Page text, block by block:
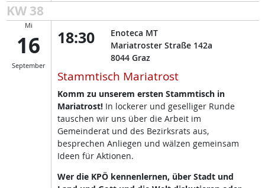
KW 38
Mi
16
September
18:30
Enoteca MT
Mariatroster Straße 142a
8044 Graz
Stammtisch Mariatrost
Komm zu unserem ersten Stammtisch in
Mariatrost!In lockerer und geselliger Runde
tauschen wir uns über die Arbeit im
Gemeinderat und des Bezirksrats aus,
besprechen Anliegen und wälzen gemeinsam
Ideen für Aktionen.
Wer die KPÖ kennenlernen, über Stadt und